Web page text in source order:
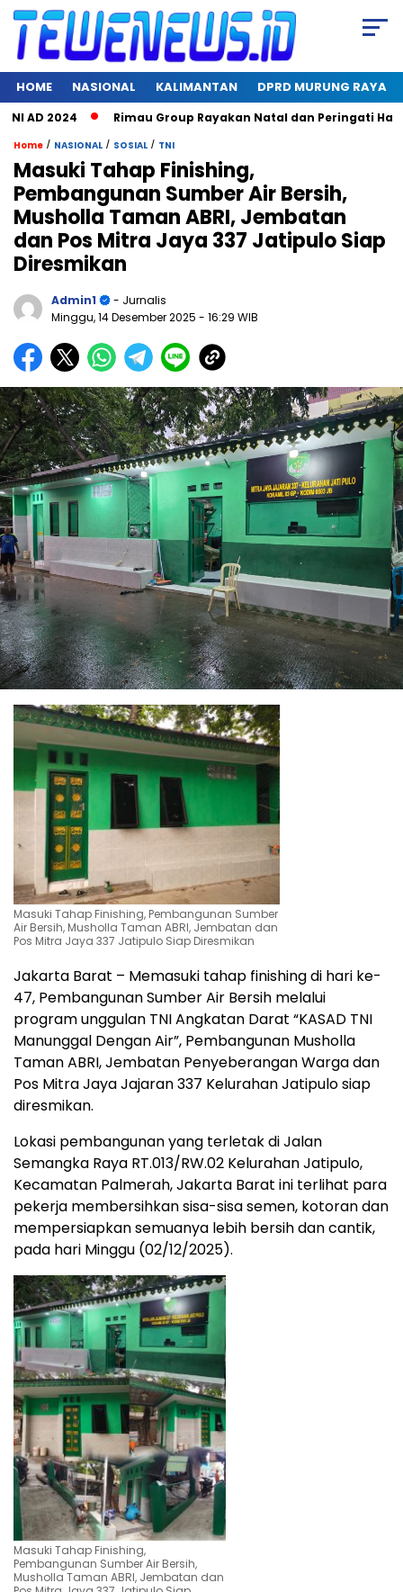
HOME NASIONAL KALIMANTAN DPRD MURUNG RAYA
2024 Rimau Group Rayakan Natal dan Peringati Hari Jadi
Home / NASIONAL / SOSIAL / TNI
Masuki Tahap Finishing,
Pembangunan Sumber Air Bersih,
Musholla Taman ABRI, Jembatan
dan Pos Mitra Jaya 337 Jatipulo Siap
Diresmikan
Admin1
- Jurnalis
Minggu, 14 Desember 2025 - 16:29 WIB
Masuki Tahap Finishing, Pembangunan Sumber
Air Bersih, Musholla Taman ABRI, Jembatan dan
Pos Mitra Jaya 337 Jatipulo Siap Diresmikan
Jakarta Barat – Memasuki tahap finishing di hari ke-
47, Pembangunan Sumber Air Bersih melalui
program unggulan TNI Angkatan Darat “KASAD TNI
Manunggal Dengan Air”, Pembangunan Musholla
Taman ABRI, Jembatan Penyeberangan Warga dan
Pos Mitra Jaya Jajaran 337 Kelurahan Jatipulo siap
diresmikan.
Lokasi pembangunan yang terletak di Jalan
Semangka Raya RT.013/RW.02 Kelurahan Jatipulo,
Kecamatan Palmerah, Jakarta Barat ini terlihat para
pekerja membersihkan sisa-sisa semen, kotoran dan
mempersiapkan semuanya lebih bersih dan cantik,
pada hari Minggu (02/12/2025).
Masuki Tahap Finishing,
Pembangunan Sumber Air Bersih,
Musholla Taman ABRI, Jembatan dan